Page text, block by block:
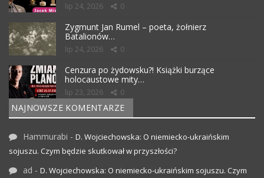
lip 24, 2026 0
Zygmunt Jan Rumel – poeta, żołnierz
Batalionów…
lip 24, 2026 0
Cenzura po żydowsku?! Książki burzące
holocaustowe mity…
lip 23, 2026 0
NAJNOWSZE KOMENTARZE
Hammurabi - D. Wojciechowska: O niemiecko-ukraińskim
sojuszu. Czym będzie skutkował w przyszłości?
ad - D. Wojciechowska: O niemiecko-ukraińskim sojuszu. Czym